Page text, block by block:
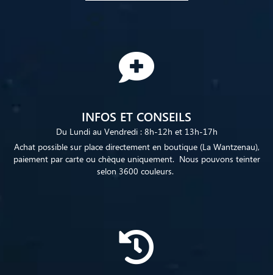
INFOS ET CONSEILS
Du Lundi au Vendredi : 8h-12h et 13h-17h
Achat possible sur place directement en boutique (La Wantzenau),
paiement par carte ou chèque uniquement. Nous pouvons teinter
selon 3600 couleurs.